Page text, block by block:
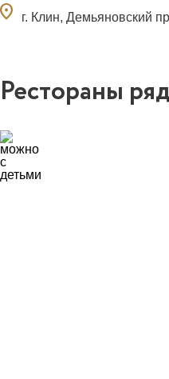
г. Клин, Демьяновский
Рестораны